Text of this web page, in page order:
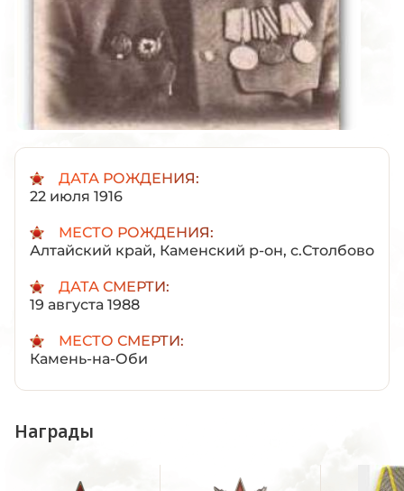
ДАТА РОЖДЕНИЯ:
22 июля 1916
МЕСТО РОЖДЕНИЯ:
Алтайский край, Каменский р-он, с.Столбово
ДАТА СМЕРТИ:
19 августа 1988
МЕСТО СМЕРТИ:
Камень-на-Оби
Награды